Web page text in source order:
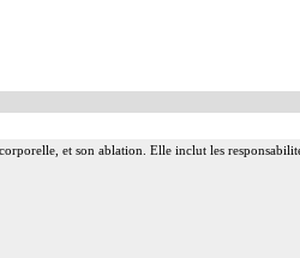
et son ablation. Elle inclut les